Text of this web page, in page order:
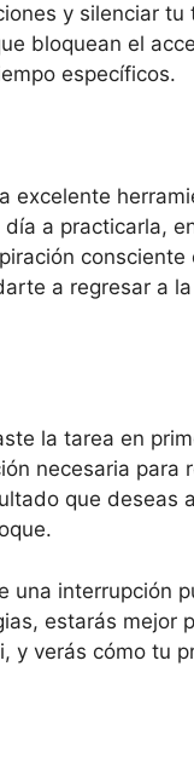
y silenciar
bloquean el
específicos.
excelente
a practicarla,
a regresar a
la tarea en
necesaria para
que deseas
una interrupción
estarás mejor
y verás cómo tu